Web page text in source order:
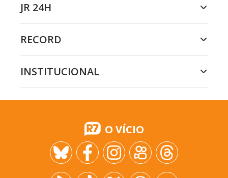
JR 24H
RECORD
INSTITUCIONAL
O VÍCIO